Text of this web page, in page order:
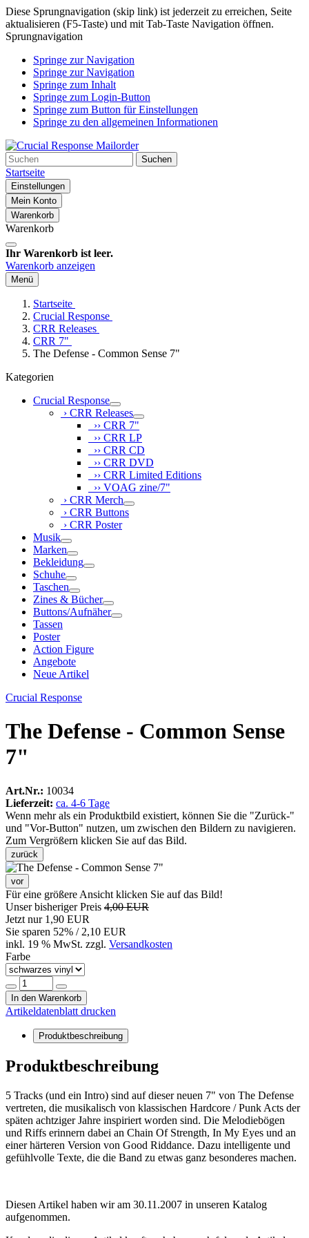
Diese Sprungnavigation (skip link) ist jederzeit zu erreichen, Seite
aktualisieren (F5-Taste) und mit Tab-Taste Navigation öffnen.
Sprungnavigation
Springe zur Navigation
Springe zur Navigation
Springe zum Inhalt
Springe zum Login-Button
Springe zum Button für Einstellungen
Springe zu den allgemeinen Informationen
Suchen
Startseite
Einstellungen
Mein Konto
Warenkorb
Warenkorb
Ihr Warenkorb ist leer.
Warenkorb anzeigen
Menü
Startseite
Crucial Response
CRR Releases
CRR 7"
The Defense - Common Sense 7"
Kategorien
Crucial Response
› CRR Releases
›› CRR 7"
›› CRR LP
›› CRR CD
›› CRR DVD
›› CRR Limited Editions
›› VOAG zine/7"
› CRR Merch
› CRR Buttons
› CRR Poster
Musik
Marken
Bekleidung
Schuhe
Taschen
Zines & Bücher
Buttons/Aufnäher
Tassen
Poster
Action Figure
Angebote
Neue Artikel
Crucial Response
The Defense - Common Sense
7"
Art.Nr.: 10034
Lieferzeit: ca. 4-6 Tage
Wenn mehr als ein Produktbild existiert, können Sie die "Zurück-"
und "Vor-Button" nutzen, um zwischen den Bildern zu navigieren.
Zum Vergrößern klicken Sie auf das Bild.
zurück
vor
Für eine größere Ansicht klicken Sie auf das Bild!
Unser bisheriger Preis 4,00 EUR
Jetzt nur 1,90 EUR
Sie sparen 52% / 2,10 EUR
inkl. 19 % MwSt. zzgl. Versandkosten
Farbe
In den Warenkorb
Artikeldatenblatt drucken
Produktbeschreibung
Produktbeschreibung
5 Tracks (und ein Intro) sind auf dieser neuen 7" von The Defense
vertreten, die musikalisch von klassischen Hardcore / Punk Acts der
späten achtziger Jahre inspiriert worden sind. Die Melodiebögen
und Riffs erinnern dabei an Chain Of Strength, In My Eyes und an
einer härteren Version von Good Riddance. Dazu intelligente und
gefühlvolle Texte, die die Band zu etwas ganz besonderes machen.
Diesen Artikel haben wir am 30.11.2007 in unseren Katalog
aufgenommen.